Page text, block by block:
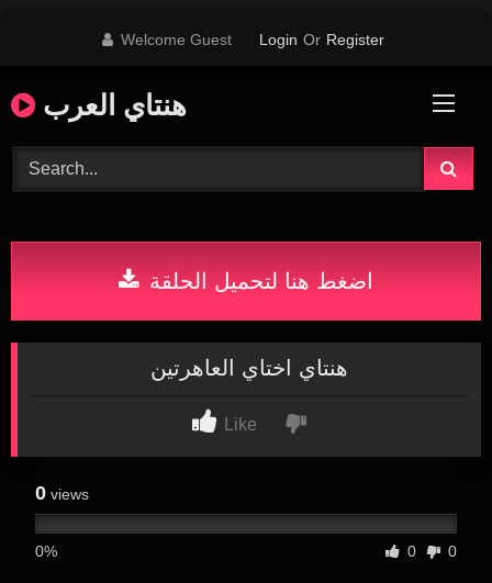
Welcome Guest Login Or Register
هنتاي العرب
اضغط هنا لتحميل الحلقة
هنتاي اختاي العاهرتين
Like
0 views
0% 0 0